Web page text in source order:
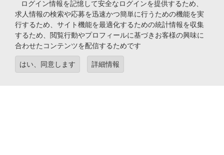
アプリ
Employer Centre
ログイン情報を記憶して安全なログインを提供するため、
求人情報の検索や応募を迅速かつ簡単に行うための機能を実
行するため、サイト機能を最適化するための統計情報を収集
するため、閲覧行動やプロフィールに基づきお客様の興味に
合わせたコンテンツを配信するためです
はい、同意します 詳細情報